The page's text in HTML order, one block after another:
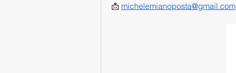
📩 michelemianoposta@gmail.com